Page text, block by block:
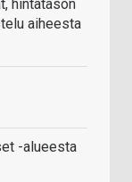
hintatason
aiheesta
-alueesta